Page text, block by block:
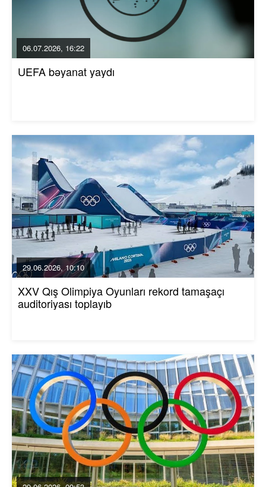
06.07.2026, 16:22
UEFA bəyanat yaydı
29.06.2026, 10:10
XXV Qış Olimpiya Oyunları rekord tamaşaçı
auditoriyası toplayıb